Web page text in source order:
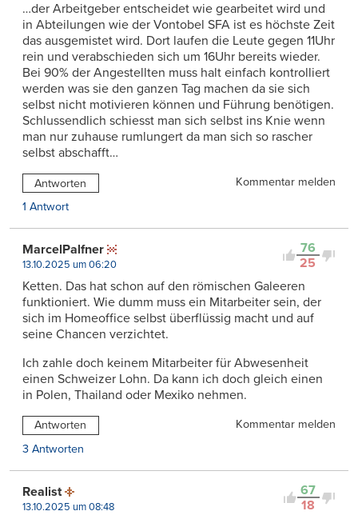
…der Arbeitgeber entscheidet wie gearbeitet wird und
in Abteilungen wie der Vontobel SFA ist es höchste Zeit
das ausgemistet wird. Dort laufen die Leute gegen 11Uhr
rein und verabschieden sich um 16Uhr bereits wieder.
Bei 90% der Angestellten muss halt einfach kontrolliert
werden was sie den ganzen Tag machen da sie sich
selbst nicht motivieren können und Führung benötigen.
Schlussendlich schiesst man sich selbst ins Knie wenn
man nur zuhause rumlungert da man sich so rascher
selbst abschafft…
Antworten
Kommentar melden
1 Antwort
76
25
MarcelPalfner
13.10.2025 um 06:20
Ketten. Das hat schon auf den römischen Galeeren
funktioniert. Wie dumm muss ein Mitarbeiter sein, der
sich im Homeoffice selbst überflüssig macht und auf
seine Chancen verzichtet.
Ich zahle doch keinem Mitarbeiter für Abwesenheit
einen Schweizer Lohn. Da kann ich doch gleich einen
in Polen, Thailand oder Mexiko nehmen.
Antworten
Kommentar melden
3 Antworten
67
18
Realist
13.10.2025 um 08:48